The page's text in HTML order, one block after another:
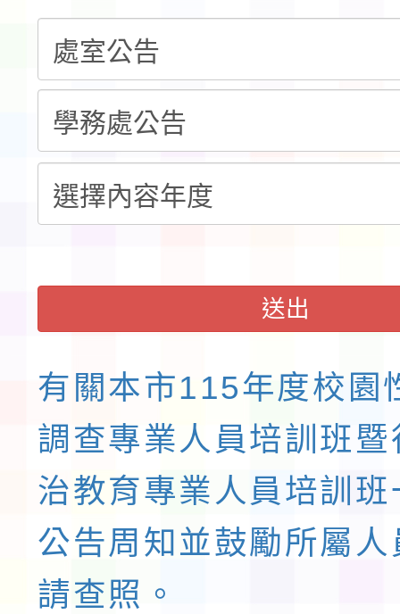
告(不再辦理後續甄選)
賽實施要點」1份
本市「115學年度學生
程安排一案
「桃園市補助參觀特色
展演活動實施計畫」
請一案
送出
有關本市115年度校園
調查專業人員培訓班
治教育專業人員培訓
公告周知並鼓勵所屬
請查照。